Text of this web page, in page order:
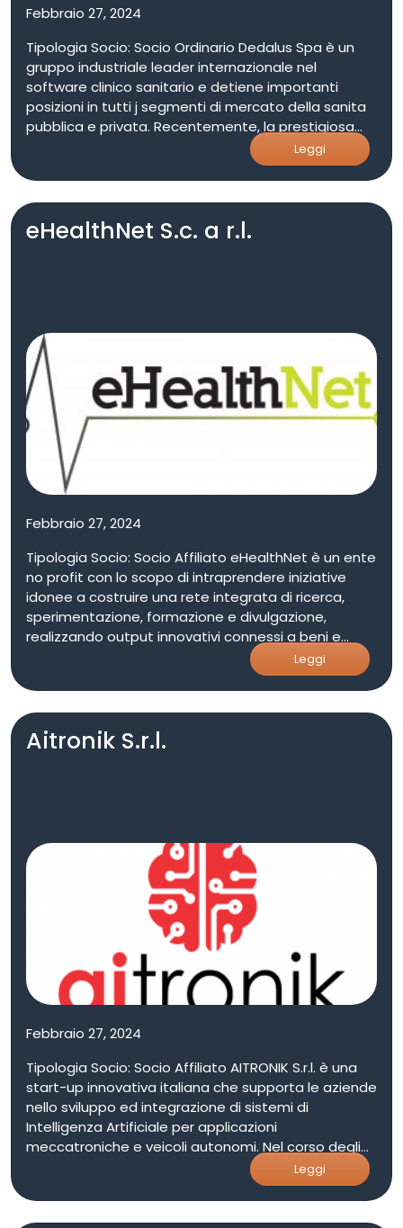
Febbraio 27, 2024
Tipologia Socio: Socio Ordinario Dedalus Spa è un
gruppo industriale leader internazionale nel
software clinico sanitario e detiene importanti
posizioni in tutti j segmenti di mercato della sanita
pubblica e privata. Recentemente, la prestigiosa
società di ranking internazionale KLA5, ha inserito
Dedalus e Medasys al terzo posta della classifica
per i nuovi progetti clinici a livello mondiale. Con
oltre 1500 ospedali clienti nel mondo in 30 Paesi,
centinaia di Health Authority e oltre 23.000 Medici di
Leggi
eHealthNet S.c. a r.l.
Febbraio 27, 2024
Tipologia Socio: Socio Affiliato eHealthNet è un ente
no profit con lo scopo di intraprendere iniziative
idonee a costruire una rete integrata di ricerca,
sperimentazione, formazione e divulgazione,
realizzando output innovativi connessi a beni e
servizi relativi al settore salute pubblico e privato,
incoraggiando l' avvio di start- up e spin- off.
Leggi
Aitronik S.r.l.
Febbraio 27, 2024
Tipologia Socio: Socio Affiliato AITRONIK S.r.l. è una
start-up innovativa italiana che supporta le aziende
nello sviluppo ed integrazione di sistemi di
Intelligenza Artificiale per applicazioni
meccatroniche e veicoli autonomi. Nel corso degli
anni, l'azienda si è sempre più specializzata nel
Machine Learning, nello sviluppo di codice su
piattaforme di super-computing per AI ed
Leggi